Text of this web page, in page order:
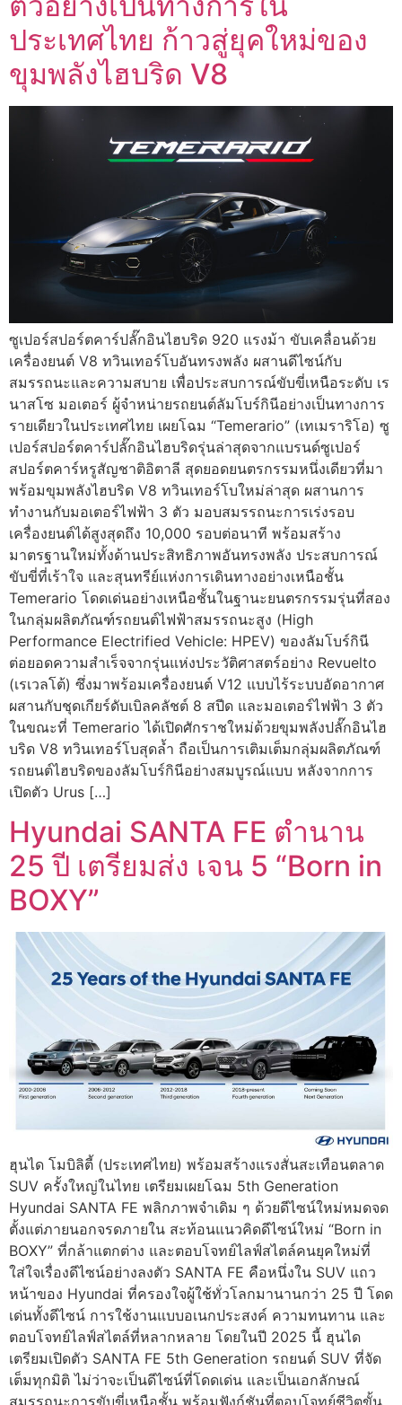
ประเทศไทย ก้าวสู่ยุคใหม่ของ
ขุมพลังไฮบริด V8
ซูเปอร์สปอร์ตคาร์ปลั๊กอินไฮบริด 920 แรงม้า ขับเคลื่อนด้วย
เครื่องยนต์ V8 ทวินเทอร์โบอันทรงพลัง ผสานดีไซน์กับ
สมรรถนะและความสบาย เพื่อประสบการณ์ขับขี่เหนือระดับ เร
นาสโซ มอเตอร์ ผู้จำหน่ายรถยนต์ลัมโบร์กินีอย่างเป็นทางการ
รายเดียวในประเทศไทย เผยโฉม “Temerario” (เทเมราริโอ) ซู
เปอร์สปอร์ตคาร์ปลั๊กอินไฮบริดรุ่นล่าสุดจากแบรนด์ซูเปอร์
สปอร์ตคาร์หรูสัญชาติอิตาลี สุดยอดยนตรกรรมหนึ่งเดียวที่มา
พร้อมขุมพลังไฮบริด V8 ทวินเทอร์โบใหม่ล่าสุด ผสานการ
ทำงานกับมอเตอร์ไฟฟ้า 3 ตัว มอบสมรรถนะการเร่งรอบ
เครื่องยนต์ได้สูงสุดถึง 10,000 รอบต่อนาที พร้อมสร้าง
มาตรฐานใหม่ทั้งด้านประสิทธิภาพอันทรงพลัง ประสบการณ์
ขับขี่ที่เร้าใจ และสุนทรีย์แห่งการเดินทางอย่างเหนือชั้น
Temerario โดดเด่นอย่างเหนือชั้นในฐานะยนตรกรรมรุ่นที่สอง
ในกลุ่มผลิตภัณฑ์รถยนต์ไฟฟ้าสมรรถนะสูง (High
Performance Electrified Vehicle: HPEV) ของลัมโบร์กินี
ต่อยอดความสำเร็จจากรุ่นแห่งประวัติศาสตร์อย่าง Revuelto
(เรเวลโต้) ซึ่งมาพร้อมเครื่องยนต์ V12 แบบไร้ระบบอัดอากาศ
ผสานกับชุดเกียร์ดับเบิลคลัชต์ 8 สปีด และมอเตอร์ไฟฟ้า 3 ตัว
ในขณะที่ Temerario ได้เปิดศักราชใหม่ด้วยขุมพลังปลั๊กอินไฮ
บริด V8 ทวินเทอร์โบสุดล้ำ ถือเป็นการเติมเต็มกลุ่มผลิตภัณฑ์
รถยนต์ไฮบริดของลัมโบร์กินีอย่างสมบูรณ์แบบ หลังจากการ
เปิดตัว Urus […]
Hyundai SANTA FE ตำนาน
25 ปี เตรียมส่ง เจน 5 “Born in
BOXY”
ฮุนได โมบิลิตี้ (ประเทศไทย) พร้อมสร้างแรงสั่นสะเทือนตลาด
SUV ครั้งใหญ่ในไทย เตรียมเผยโฉม 5th Generation
Hyundai SANTA FE พลิกภาพจำเดิม ๆ ด้วยดีไซน์ใหม่หมดจด
ตั้งแต่ภายนอกจรดภายใน สะท้อนแนวคิดดีไซน์ใหม่ “Born in
BOXY” ที่กล้าแตกต่าง และตอบโจทย์ไลฟ์สไตล์คนยุคใหม่ที่
ใส่ใจเรื่องดีไซน์อย่างลงตัว SANTA FE คือหนึ่งใน SUV แถว
หน้าของ Hyundai ที่ครองใจผู้ใช้ทั่วโลกมานานกว่า 25 ปี โดด
เด่นทั้งดีไซน์ การใช้งานแบบอเนกประสงค์ ความทนทาน และ
ตอบโจทย์ไลฟ์สไตล์ที่หลากหลาย โดยในปี 2025 นี้ ฮุนได
เตรียมเปิดตัว SANTA FE 5th Generation รถยนต์ SUV ที่จัด
เต็มทุกมิติ ไม่ว่าจะเป็นดีไซน์ที่โดดเด่น และเป็นเอกลักษณ์